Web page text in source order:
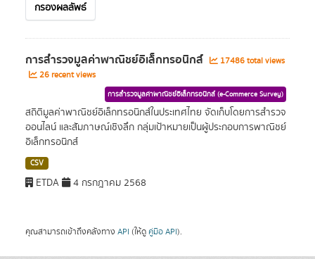
กรองผลลัพธ์
การสำรวจมูลค่าพาณิชย์อิเล็กทรอนิกส์
17486 total views
26 recent views
การสำรวจมูลค่าพาณิชย์อิเล็กทรอนิกส์ (e-Commerce Survey)
สถิติมูลค่าพาณิชย์อิเล็กทรอนิกส์ในประเทศไทย จัดเก็บโดยการสำรวจ
ออนไลน์ และสัมภาษณ์เชิงลึก กลุ่มเป้าหมายเป็นผู้ประกอบการพาณิชย์
อิเล็กทรอนิกส์
CSV
ETDA 4 กรกฎาคม 2568
คุณสามารถเข้าถึงคลังทาง API (ให้ดู คู่มือ API).